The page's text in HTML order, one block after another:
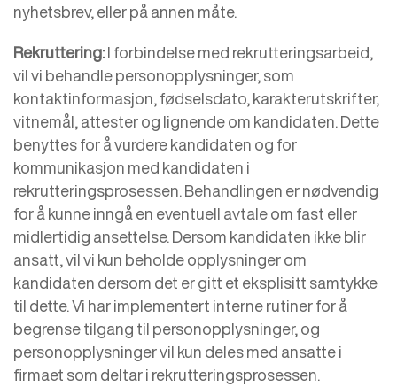
nyhetsbrev, eller på annen måte.
Rekruttering:I forbindelse med rekrutteringsarbeid,
vil vi behandle personopplysninger, som
kontaktinformasjon, fødselsdato, karakterutskrifter,
vitnemål, attester og lignende om kandidaten. Dette
benyttes for å vurdere kandidaten og for
kommunikasjon med kandidaten i
rekrutteringsprosessen. Behandlingen er nødvendig
for å kunne inngå en eventuell avtale om fast eller
midlertidig ansettelse. Dersom kandidaten ikke blir
ansatt, vil vi kun beholde opplysninger om
kandidaten dersom det er gitt et eksplisitt samtykke
til dette. Vi har implementert interne rutiner for å
begrense tilgang til personopplysninger, og
personopplysninger vil kun deles med ansatte i
firmaet som deltar i rekrutteringsprosessen.